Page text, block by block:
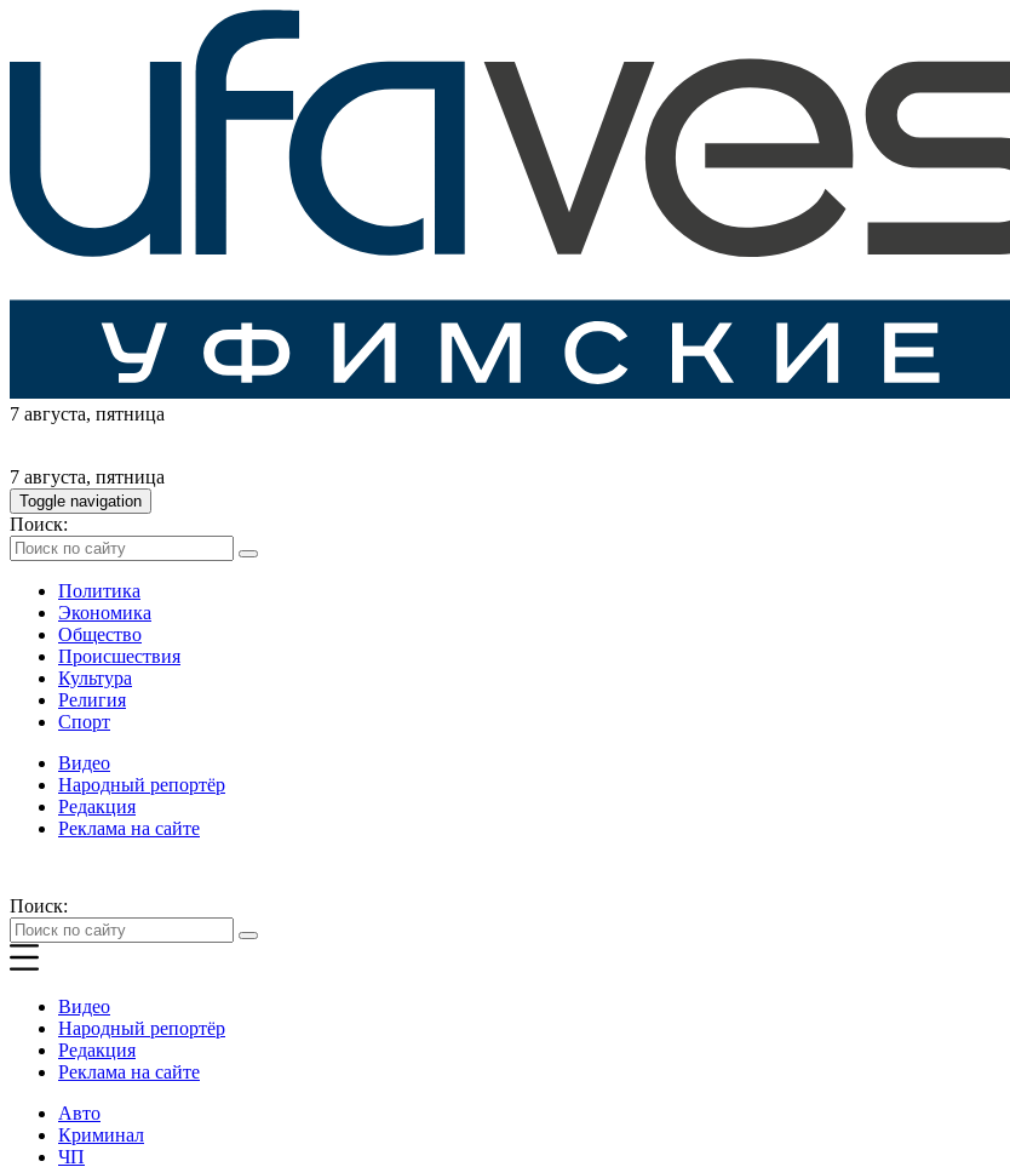
7 августа, пятница
7 августа, пятница
Toggle navigation
Поиск:
Политика
Экономика
Общество
Происшествия
Культура
Религия
Спорт
Видео
Народный репортёр
Редакция
Реклама на сайте
Поиск:
Видео
Народный репортёр
Редакция
Реклама на сайте
Авто
Криминал
ЧП